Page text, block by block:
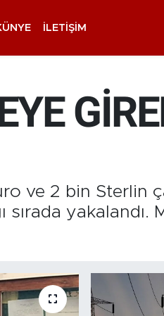
İLETIŞIM
ve 2 bin Sterlin
yakalandı.